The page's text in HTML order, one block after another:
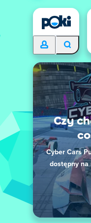
Czy
Cyber Cars
dostępny na